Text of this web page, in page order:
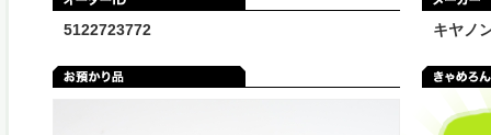
5122723772 キヤノ